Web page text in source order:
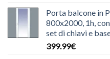
Porta balcone in
800x2000, 1h,
set di chiavi e
399.99€